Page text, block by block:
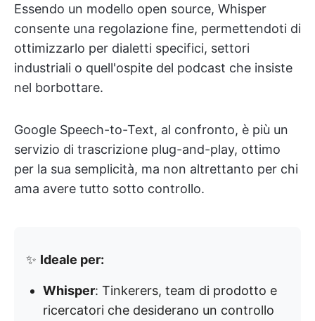
Essendo un modello open source, Whisper
consente una regolazione fine, permettendoti di
ottimizzarlo per dialetti specifici, settori
industriali o quell'ospite del podcast che insiste
nel borbottare.
Google Speech-to-Text, al confronto, è più un
servizio di trascrizione plug-and-play, ottimo
per la sua semplicità, ma non altrettanto per chi
ama avere tutto sotto controllo.
✨ Ideale per:
Whisper: Tinkerers, team di prodotto e
ricercatori che desiderano un controllo